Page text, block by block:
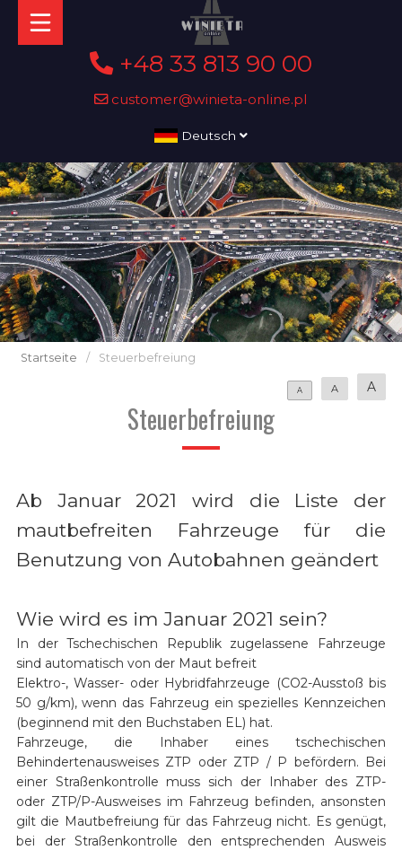
+48 33 813 90 00
customer@winieta-online.pl
Deutsch
Startseite / Steuerbefreiung
A A A
Steuerbefreiung
Ab Januar 2021 wird die Liste der
mautbefreiten Fahrzeuge für die
Benutzung von Autobahnen geändert
Wie wird es im Januar 2021 sein?
In der Tschechischen Republik zugelassene Fahrzeuge
sind automatisch von der Maut befreit
Elektro-, Wasser- oder Hybridfahrzeuge (CO2-Ausstoß bis
50 g/km), wenn das Fahrzeug ein spezielles Kennzeichen
(beginnend mit den Buchstaben EL) hat.
Fahrzeuge, die Inhaber eines tschechischen
Behindertenausweises ZTP oder ZTP / P befördern. Bei
einer Straßenkontrolle muss sich der Inhaber des ZTP-
oder ZTP/P-Ausweises im Fahrzeug befinden, ansonsten
gilt die Mautbefreiung für das Fahrzeug nicht. Es genügt,
bei der Straßenkontrolle den entsprechenden Ausweis